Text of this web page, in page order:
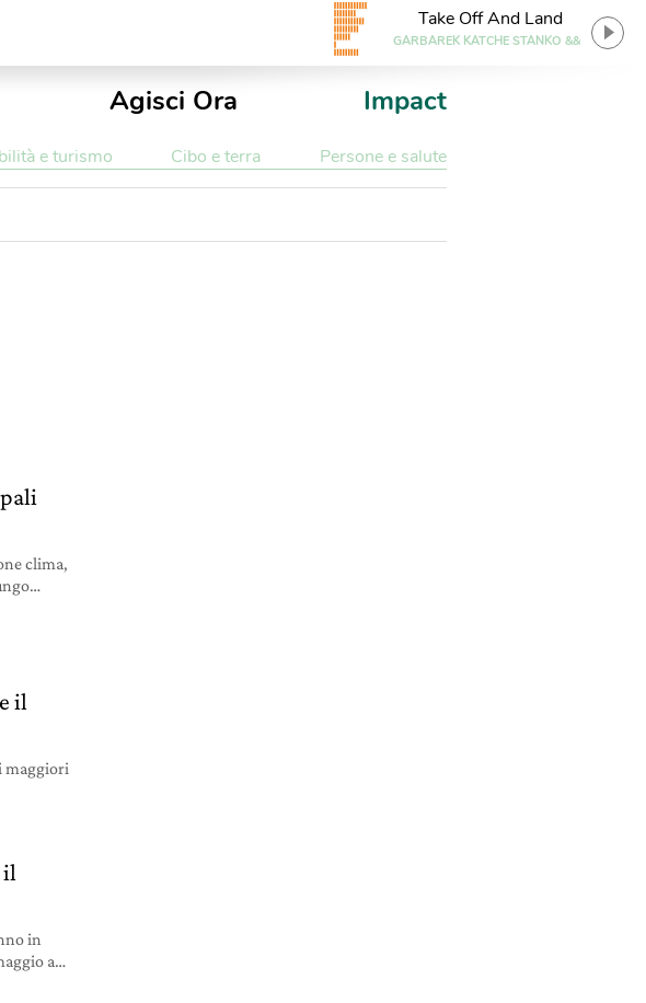
Take Off And Land
GARBAREK KATCHE STANKO &&
Agisci Ora Impact
e turismo Cibo e terra Persone e salute
clima,
il
maggiori
il
in
a